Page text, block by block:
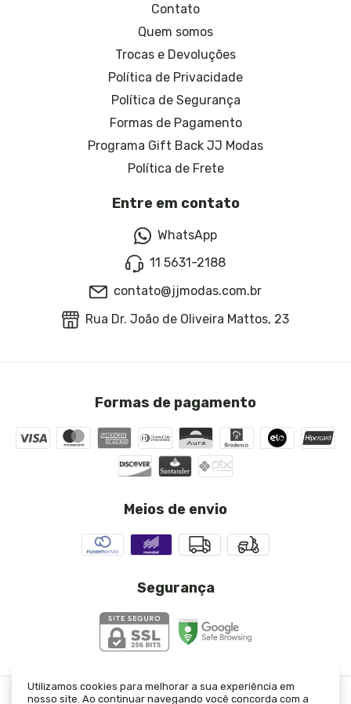
Utilizamos cookies para melhorar a sua experiência em
nosso site. Ao continuar navegando você concorda com a
Contato
Quem somos
Trocas e Devoluções
Política de Privacidade
Política de Segurança
Formas de Pagamento
Programa Gift Back JJ Modas
Política de Frete
Entre em contato
WhatsApp
11 5631-2188
contato@jjmodas.com.br
Rua Dr. João de Oliveira Mattos, 23
Formas de pagamento
Meios de envio
Segurança